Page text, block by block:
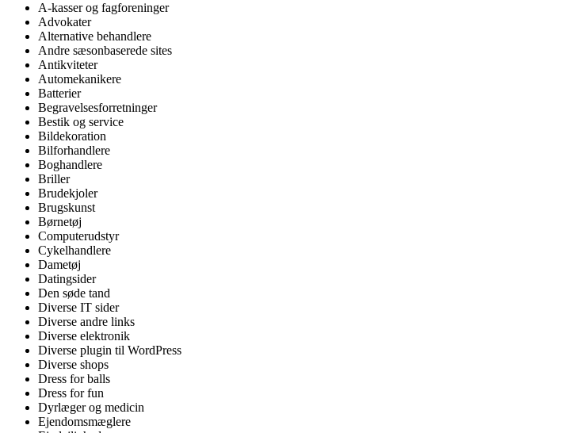
A-kasser og fagforeninger
Advokater
Alternative behandlere
Andre sæsonbaserede sites
Antikviteter
Automekanikere
Batterier
Begravelsesforretninger
Bestik og service
Bildekoration
Bilforhandlere
Boghandlere
Briller
Brudekjoler
Brugskunst
Børnetøj
Computerudstyr
Cykelhandlere
Dametøj
Datingsider
Den søde tand
Diverse IT sider
Diverse andre links
Diverse elektronik
Diverse plugin til WordPress
Diverse shops
Dress for balls
Dress for fun
Dyrlæger og medicin
Ejendomsmæglere